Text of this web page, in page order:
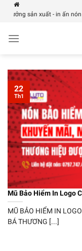
Skip
sản xuất - in ấn nón
Mũ Bảo Hiểm In Logo
MŨ BẢO HIỂM IN
BÁ THƯƠNG [...]
22
Th1